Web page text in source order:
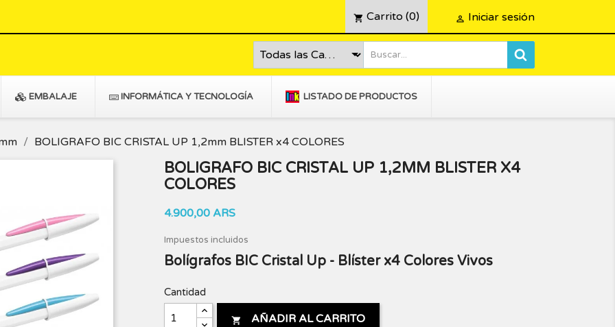
shopping_cart Carrito (0)  Iniciar sesión
EMBALAJE INFORMÁTICA Y TECNOLOGÍA LISTADO DE PRODUCTOS
BOLIGRAFO BIC CRISTAL UP 1,2mm BLISTER x4 COLORES
BOLIGRAFO BIC CRISTAL UP 1,2MM BLISTER X4
COLORES
4.900,00 ARS
Impuestos incluidos
Bolígrafos BIC Cristal Up - Blíster x4 Colores Vivos
Cantidad
 AÑADIR AL CARRITO